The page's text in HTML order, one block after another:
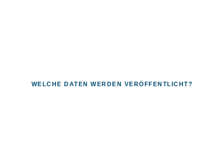
WELCHE DATEN WERDEN VERÖFFENTLICHT?